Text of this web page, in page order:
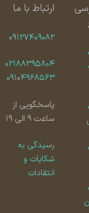
ارتباط با ما
۰۹۱۲۷۴۰۹۰۸۲
۰۲۱۸۸۳۹۵۸۰۴
۰۹۱۰۴۹۶۸۵۶۳
پاسخگویی از
ساعت ۹ الی ۱۹
رسیدگی به
شکایات و
انتقادات